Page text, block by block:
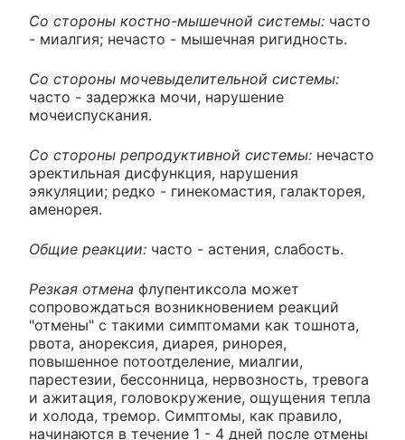
Со стороны костно-мышечной системы: часто
- миалгия; нечасто - мышечная ригидность.
Со стороны мочевыделительной системы:
часто - задержка мочи, нарушение
мочеиспускания.
Со стороны репродуктивной системы: нечасто
эректильная дисфункция, нарушения
эякуляции; редко - гинекомастия, галакторея,
аменорея.
Общие реакции: часто - астения, слабость.
Резкая отмена флупентиксола может
сопровождаться возникновением реакций
"отмены" с такими симптомами как тошнота,
рвота, анорексия, диарея, ринорея,
повышенное потоотделение, миалгии,
парестезии, бессонница, нервозность, тревога
и ажитация, головокружение, ощущения тепла
и холода, тремор. Симптомы, как правило,
начинаются в течение 1 - 4 дней после отмены